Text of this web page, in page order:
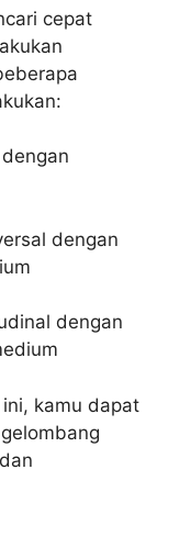
cepat
dengan
dengan
kamu dapat